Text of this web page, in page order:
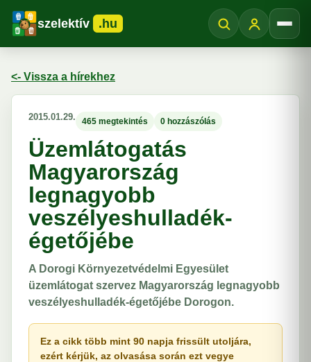
szelektív .hu
<- Vissza a hírekhez
2015.01.29. 465 megtekintés 0 hozzászólás
Üzemlátogatás
Magyarország
legnagyobb
veszélyeshulladék-
égetőjébe
A Dorogi Környezetvédelmi Egyesület
üzemlátogat szervez Magyarország legnagyobb
veszélyeshulladék-égetőjébe Dorogon.
Ez a cikk több mint 90 napja frissült utoljára,
ezért kérjük, az olvasása során ezt vegye